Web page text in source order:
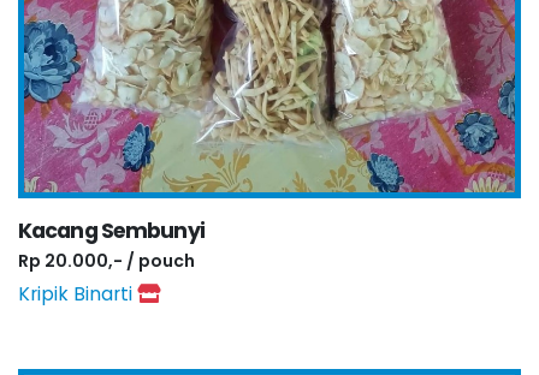
Kacang Sembunyi
Rp 20.000,- / pouch
Kripik Binarti